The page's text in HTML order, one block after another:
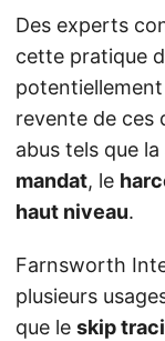
Des experts
cette pratique
potentiellement
revente de ces
abus tels que la
mandat, le
haut niveau.
Farnsworth
plusieurs
que le skip